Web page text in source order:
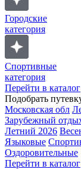
Городские
категория
Спортивные
категория
Перейти в каталог
Подобрать
Московская обл
Зарубежный
Летний 2026
Языковые
Оздоровительные
Перейти в каталог